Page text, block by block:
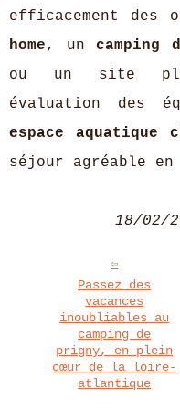
efficacement des
home, uncamping
ou un site plus
évaluation des
espace aquatique
séjour agréable
18/02/
Passez des
vacances
inoubliables au
camping de
prigny, en plein
cœur de la loire-
atlantique